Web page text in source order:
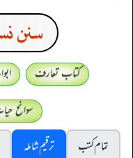
سنن
کتاب تعارف
سوانح
تمام کتب
ترقیم شاملہ